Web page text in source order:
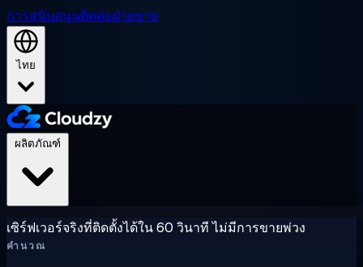
การสนับสนุนติดต่อฝ่ายขาย
ไทย
เซิร์ฟเวอร์จริงที่ติดตั้งได้ใน 60 วินาที ไม่มีการขายพ่วง
คำนวณ